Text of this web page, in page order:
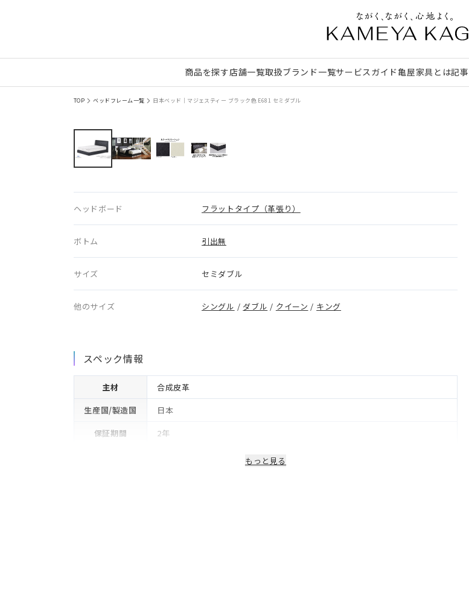
商品を探す店舗一覧取扱ブランド一覧サービスガイド亀屋家具とは記事
TOP ベッドフレーム一覧 日本ベッド｜マジェスティー ブラック色 E681 セミダブル
ヘッドボード フラットタイプ（革張り）
ボトム 引出無
サイズ セミダブル
他のサイズ シングル / ダブル / クイーン / キング
スペック情報
主材
合成皮革
生産国/製造国
日本
保証期間
2年
もっと見る